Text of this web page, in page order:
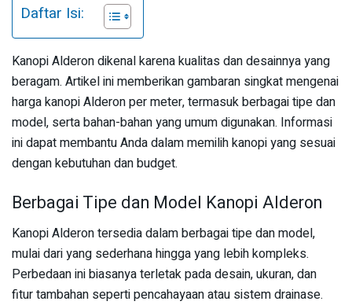
Daftar Isi:
Kanopi Alderon dikenal karena kualitas dan desainnya yang
beragam. Artikel ini memberikan gambaran singkat mengenai
harga kanopi Alderon per meter, termasuk berbagai tipe dan
model, serta bahan-bahan yang umum digunakan. Informasi
ini dapat membantu Anda dalam memilih kanopi yang sesuai
dengan kebutuhan dan budget.
Berbagai Tipe dan Model Kanopi Alderon
Kanopi Alderon tersedia dalam berbagai tipe dan model,
mulai dari yang sederhana hingga yang lebih kompleks.
Perbedaan ini biasanya terletak pada desain, ukuran, dan
fitur tambahan seperti pencahayaan atau sistem drainase.